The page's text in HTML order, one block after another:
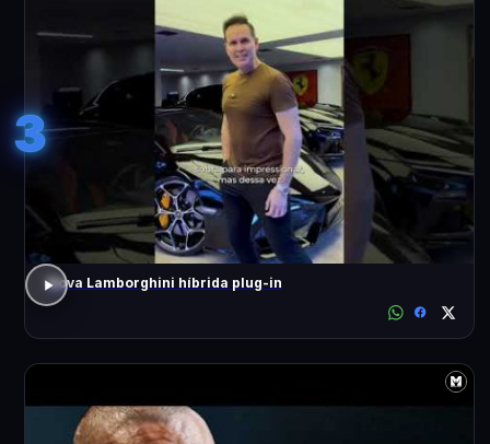
3
Nova Lamborghini híbrida plug-in